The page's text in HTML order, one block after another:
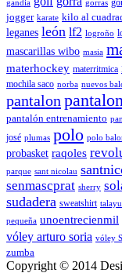
gandia gorras
jogger karate kilo al
leganes león lf2 logroño
mascarillas wibo masia
materhockey materritmica
mochila saco norba nuevos
pantalon
pantalón entrenamiento
josé plumas polo polo
probasket raqoles
parque sant nicolau
senmascprat sherry
sudadera sweatshirt
pequeña unoentrecienmil
vóley arturo soria vóley
zumba
Copyright © 2014